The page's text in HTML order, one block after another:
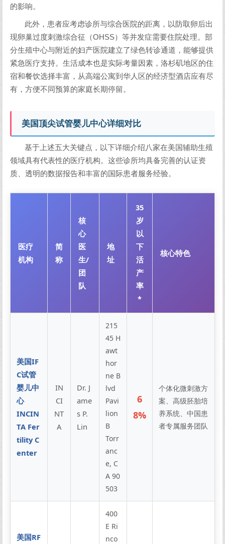
的影响。
此外，患者应考虑诊所与综合医院的距离，以防取卵后出
现卵巢过度刺激综合征（OHSS）等并发症需要住院处理。部
分生殖中心与附近的妇产医院建立了绿色转诊通道，能够提供
紧急医疗支持。生活成本也是实际考量因素，洛杉矶地区的住
宿和餐饮选择丰富，从高端公寓到华人区的经济型酒店应有尽
有，方便不同预算的家庭长期停留。
美国顶尖试管婴儿中心详细对比
基于上述五大关键点，以下详细介绍八家在美国辅助生殖
领域具有代表性的医疗机构。这些诊所均具备完善的认证资
质、透明的数据报告和丰富的国际患者服务经验。
医疗
机构
简
称
核
心
医
生/
团
队
地
址
35
岁
以
下
活
产
率
*
核心特色
美国IF
C试管
婴儿中
心
INCIN
TA Fer
tility C
enter
IN
CI
NT
A
Dr. J
ame
s P.
Lin
215
45 H
awt
hor
ne B
lvd
Pavi
lion
B
Torr
anc
e, C
A 90
503
6
8%
个体化微刺激方
案、高级胚胎培
养系统、中国患
者专属服务团队
美国RF
400
E Ri
nco